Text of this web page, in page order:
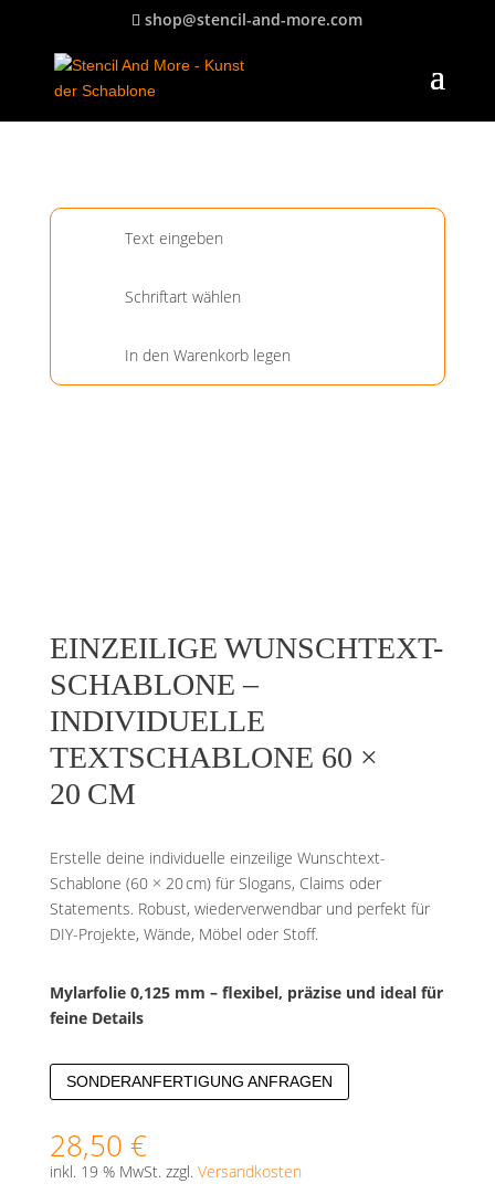
shop@stencil-and-more.com
Text eingeben
Schriftart wählen
In den Warenkorb legen
EINZEILIGE WUNSCHTEXT-
SCHABLONE –
INDIVIDUELLE
TEXTSCHABLONE 60 ×
20 CM
Erstelle deine individuelle einzeilige Wunschtext-
Schablone (60 × 20 cm) für Slogans, Claims oder
Statements. Robust, wiederverwendbar und perfekt für
DIY-Projekte, Wände, Möbel oder Stoff.
Mylarfolie 0,125 mm – flexibel, präzise und ideal für
feine Details
SONDERANFERTIGUNG ANFRAGEN
28,50 €
inkl. 19 % MwSt. zzgl. Versandkosten